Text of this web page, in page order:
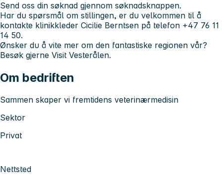
Send oss din søknad gjennom søknadsknappen.
Har du spørsmål om stillingen, er du velkommen til å
kontakte klinikkleder Cicilie Berntsen på telefon +47 76 11
14 50.
Ønsker du å vite mer om den fantastiske regionen vår?
Besøk gjerne Visit Vesterålen.
Om bedriften
Sammen skaper vi fremtidens veterinærmedisin
Sektor
Privat
Nettsted